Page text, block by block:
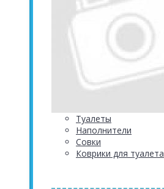
Туалеты
Наполнители
Совки
Коврики для туалета